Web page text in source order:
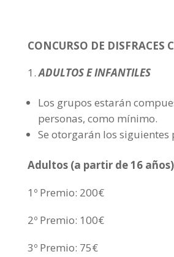
CONCURSO DE DISFRACES
ADULTOS E INFANTILES
Los grupos estarán
personas, como mínimo.
Se otorgarán los siguientes
Adultos (a partir de 16
1º Premio: 200€
2º Premio: 100€
3º Premio: 75€